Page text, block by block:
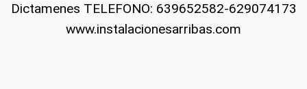
Dictamenes TELEFONO: 639652582-629074173
www.instalacionesarribas.com